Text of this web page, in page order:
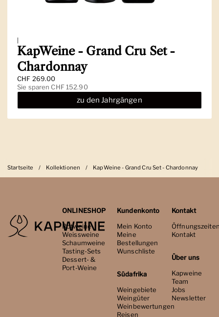
KapWeine - Grand Cru Set -
Chardonnay
Regulärer Preis
CHF 269.00
Sale-Preis
Sie sparen CHF 152.90
zu den Jahrgängen
Startseite / Kollektionen / KapWeine - Grand Cru Set - Chardonnay
ONLINESHOP
Rotweine
Weissweine
Schaumweine
Tasting-Sets
Dessert- &
Port-Weine
Kundenkonto
Mein Konto
Meine
Bestellungen
Wunschliste
Südafrika
Weingebiete
Weingüter
Weinbewertungen
Reisen
Kontakt
Kontakt
Über uns
Kapweine
Team
Jobs
Newsletter